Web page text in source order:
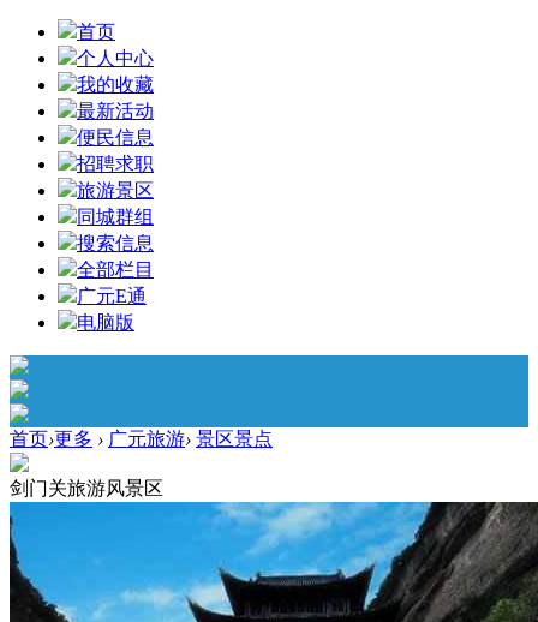
首页
个人中心
我的收藏
最新活动
便民信息
招聘求职
旅游景区
同城群组
搜索信息
全部栏目
广元E通
电脑版
首页›更多 › 广元旅游› 景区景点
剑门关旅游风景区